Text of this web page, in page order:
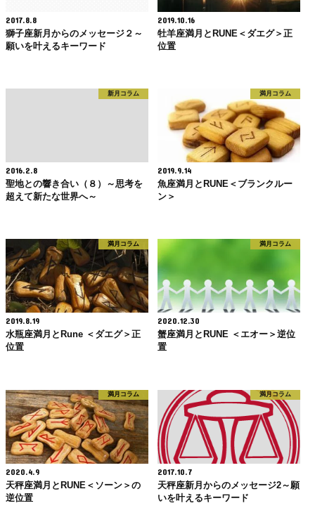
2017.8.8
獅子座新月からのメッセージ２～
願いを叶えるキーワード
2019.10.16
牡羊座満月とRUNE＜ダエグ＞正
位置
新月コラム
2016.2.8
聖地との響き合い（８）～思考を
超えて新たな世界へ～
満月コラム
2019.9.14
魚座満月とRUNE＜ブランクルー
ン＞
満月コラム
2019.8.19
水瓶座満月とRune ＜ダエグ＞正
位置
満月コラム
2020.12.30
蟹座満月とRUNE ＜エオー＞逆位
置
満月コラム
2020.4.9
天秤座満月とRUNE＜ソーン＞の
逆位置
満月コラム
2017.10.7
天秤座新月からのメッセージ2～願
いを叶えるキーワード